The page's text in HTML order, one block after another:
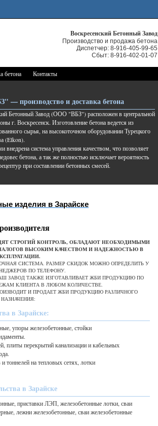
Воскресенский Бетонный Завод
Производство и продажа бетона
Диспетчер: 8-916-405-99-65
Сбыт: 8-916-402-01-07
бетона Контакты
— производство и доставка бетона
Бетонный Завод (ООО "ВБЗ") расположен в центральной
г. Воскресенск. Изготовление бетона ведется из
сырья, на высокоточном оборудовании Турецкого
(Elkon).
внедрена система управления качеством, что позволяет
бетона, а так же полностью исключает вероятность
при составлении бетонных смесей.
изделия в Зарайске
СТРОГИЙ КОНТРОЛЬ, ОБЛАДАЮТ НЕОБХОДИМЫМИ
ВЫСОКИМ КАЧЕСТВОМ И НАДЕЖНОСТЬЮ В
СИСТЕМА. РАЗМЕР СКИДОК МОЖНО ОПРЕДЕЛИТЬ У
ПО ТЕЛЕФОНУ.
ЗАВОД ТАКЖЕ ИЗГОТАВЛИВАЕТ ЖБИ ПРОДУКЦИЮ ПО
КЛИЕНТА В ЛЮБОМ КОЛИЧЕСТВЕ.
И ПРОДАЕТ ЖБИ ПРОДУКЦИЮ РАЗЛИЧНОГО
НАЗНАЧЕНИЯ:
в Зарайске:
упоры железобетонные, стойки
плиты перекрытий канализации и кабельных
тоннелей на тепловых сетях, лотки
в Зарайске
приставки ЛЭП, железобетонные лотки, сваи
лежни железобетонные, сваи железобетонные